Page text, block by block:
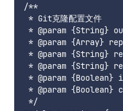
/**
* Git克隆配置文件
* @param {String}
* @param {Array}
* @param {String}
* @param {String}
* @param {Boolean}
* @param {Boolean}
*/